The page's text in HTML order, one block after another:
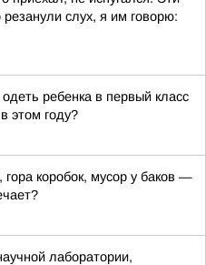
резанули слух, я им говорю:
ребенка в первый класс
этом году?
коробок, мусор у баков —
лаборатории,